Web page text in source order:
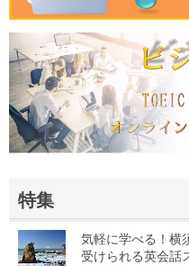
特集
気軽に学べる！横
受けられる英会話